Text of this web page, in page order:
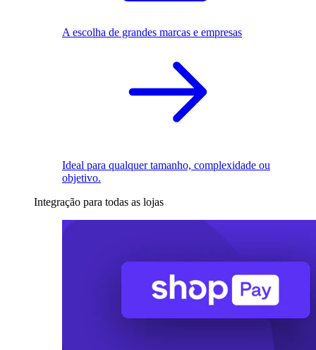
A escolha de grandes marcas e empresas
Ideal para qualquer tamanho, complexidade ou
objetivo.
Integração para todas as lojas